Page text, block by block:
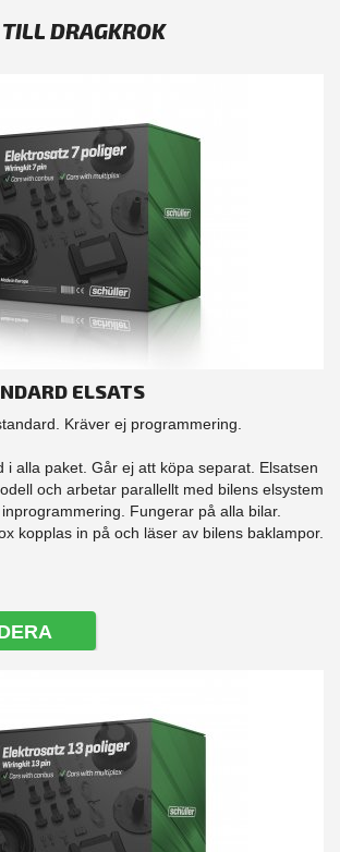
DRAGKROK
ELSATS
Kräver ej programmering.
i alla paket. Går ej att köpa separat. Elsatsen
och arbetar parallellt med bilens elsystem
Fungerar på alla bilar.
kopplas in på och läser av bilens baklampor.